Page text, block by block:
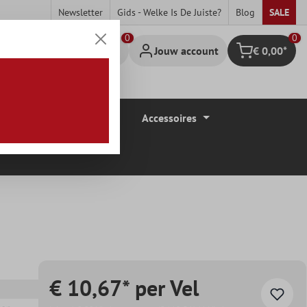
Newsletter Gids - Welke Is De Juiste? Blog SALE
Jouw account Winkelmandje
0
€ 0,00*
Accessoires
€ 10,67* per Vel